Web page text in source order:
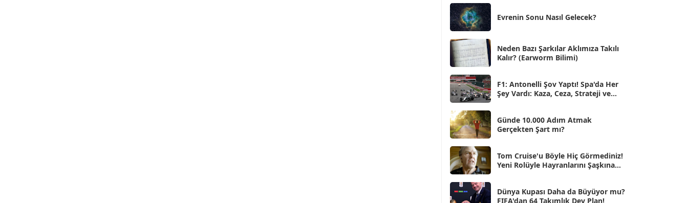
Ağu 2025
Tem 2025
Haz 2025
May 2025 [54]
Nis 2025 [56]
Mar 2025 [50]
Şub 2025 [57]
Oca 2025
Ara 2024 [25]
Kas 2024
Eki 2024 [46]
Evrenin Sonu Nasıl Gelecek?
Neden Bazı Şarkılar Aklımıza Takılı
Kalır? (Earworm Bilimi)
F1: Antonelli Şov Yaptı! Spa'da Her
Şey Vardı: Kaza, Ceza, Strateji ve
Günde 10.000 Adım Atmak
Gerçekten Şart mı?
Tom Cruise'u Böyle Hiç Görmediniz!
Yeni Rolüyle Hayranlarını Şaşkına
Dünya Kupası Daha da Büyüyor mu?
FIFA'dan 64 Takımlık Dev Plan!